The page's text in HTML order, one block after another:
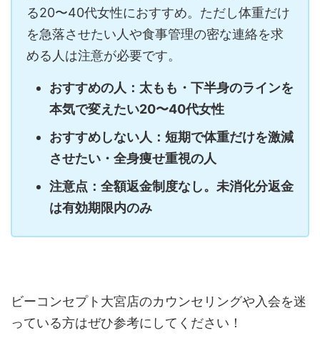
る20〜40代女性におすすめ。ただし体重だけ
を急落させたい人や食事管理の密な連絡を求
める人は注意が必要です。
おすすめの人：太もも・下半身のラインを
本気で変えたい20〜40代女性
おすすめしない人：短期で体重だけを激減
させたい・全身痩せ重視の人
注意点：全額返金制度なし。未消化分返金
は有効期限内のみ
ビーコンセプト大宮店のカウンセリングや入会を迷
っている方はぜひ参考にしてください！